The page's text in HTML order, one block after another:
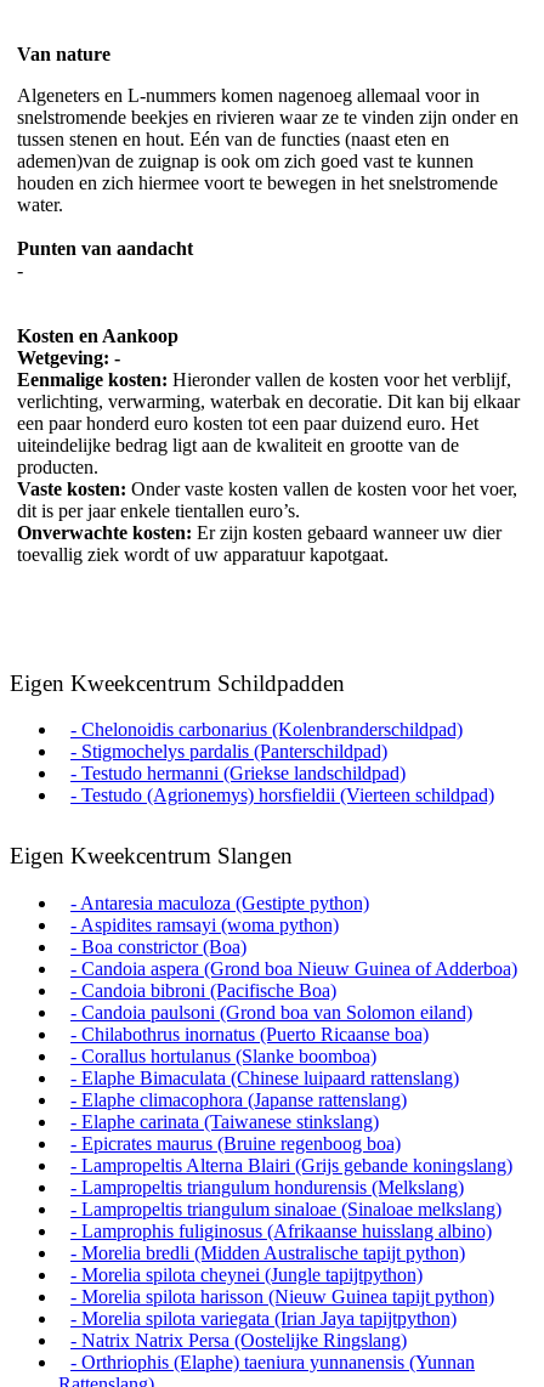
Van nature
Algeneters en L-nummers komen nagenoeg allemaal voor in
snelstromende beekjes en rivieren waar ze te vinden zijn onder en
tussen stenen en hout. Eén van de functies (naast eten en
ademen)van de zuignap is ook om zich goed vast te kunnen
houden en zich hiermee voort te bewegen in het snelstromende
water.
Punten van aandacht
-
Kosten en Aankoop
Wetgeving: -
Eenmalige kosten: Hieronder vallen de kosten voor het verblijf,
verlichting, verwarming, waterbak en decoratie. Dit kan bij elkaar
een paar honderd euro kosten tot een paar duizend euro. Het
uiteindelijke bedrag ligt aan de kwaliteit en grootte van de
producten.
Vaste kosten: Onder vaste kosten vallen de kosten voor het voer,
dit is per jaar enkele tientallen euro’s.
Onverwachte kosten: Er zijn kosten gebaard wanneer uw dier
toevallig ziek wordt of uw apparatuur kapotgaat.
Eigen Kweekcentrum Schildpadden
- Chelonoidis carbonarius (Kolenbranderschildpad)
- Stigmochelys pardalis (Panterschildpad)
- Testudo hermanni (Griekse landschildpad)
- Testudo (Agrionemys) horsfieldii (Vierteen schildpad)
Eigen Kweekcentrum Slangen
- Antaresia maculoza (Gestipte python)
- Aspidites ramsayi (woma python)
- Boa constrictor (Boa)
- Candoia aspera (Grond boa Nieuw Guinea of Adderboa)
- Candoia bibroni (Pacifische Boa)
- Candoia paulsoni (Grond boa van Solomon eiland)
- Chilabothrus inornatus (Puerto Ricaanse boa)
- Corallus hortulanus (Slanke boomboa)
- Elaphe Bimaculata (Chinese luipaard rattenslang)
- Elaphe climacophora (Japanse rattenslang)
- Elaphe carinata (Taiwanese stinkslang)
- Epicrates maurus (Bruine regenboog boa)
- Lampropeltis Alterna Blairi (Grijs gebande koningslang)
- Lampropeltis triangulum hondurensis (Melkslang)
- Lampropeltis triangulum sinaloae (Sinaloae melkslang)
- Lamprophis fuliginosus (Afrikaanse huisslang albino)
- Morelia bredli (Midden Australische tapijt python)
- Morelia spilota cheynei (Jungle tapijtpython)
- Morelia spilota harisson (Nieuw Guinea tapijt python)
- Morelia spilota variegata (Irian Jaya tapijtpython)
- Natrix Natrix Persa (Oostelijke Ringslang)
- Orthriophis (Elaphe) taeniura yunnanensis (Yunnan